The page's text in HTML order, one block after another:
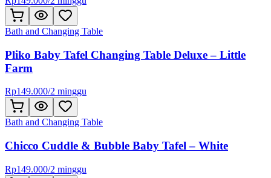
Bath and Changing Table
Pliko Baby Tafel Changing Table Deluxe – Little
Farm
Rp149.000/2 minggu
Bath and Changing Table
Chicco Cuddle & Bubble Baby Tafel – White
Rp149.000/2 minggu